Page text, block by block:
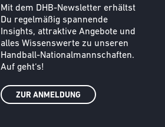
Text
Mit dem DHB-Newsletter erhältst
Du regelmäßig spannende
Insights, attraktive Angebote und
alles Wissenswerte zu unseren
Handball-Nationalmannschaften.
Auf geht‘s!
ZUR ANMELDUNG